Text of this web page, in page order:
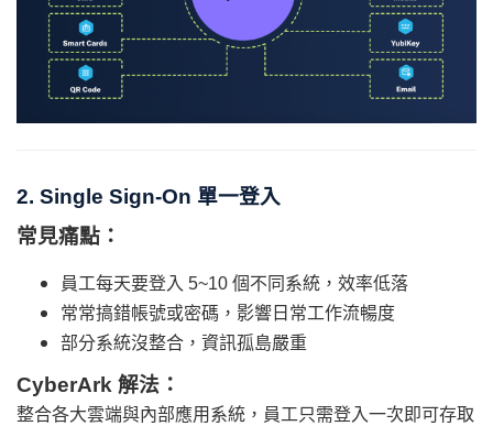
2. Single Sign-On 單一登入
常見痛點：
員工每天要登入 5~10 個不同系統，效率低落
常常搞錯帳號或密碼，影響日常工作流暢度
部分系統沒整合，資訊孤島嚴重
CyberArk 解法：
整合各大雲端與內部應用系統，員工只需登入一次即可存取